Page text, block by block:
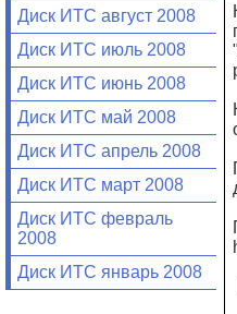
Диск ИТС август 2008
Диск ИТС июль 2008
Диск ИТС июнь 2008
Диск ИТС май 2008
Диск ИТС апрель 2008
Диск ИТС март 2008
Диск ИТС февраль
2008
Диск ИТС январь 2008